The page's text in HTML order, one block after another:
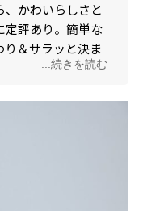
かわいらしさと
定評あり。簡単な
り＆サラッと決ま
た瞬間、振り返っ
...続きを読む